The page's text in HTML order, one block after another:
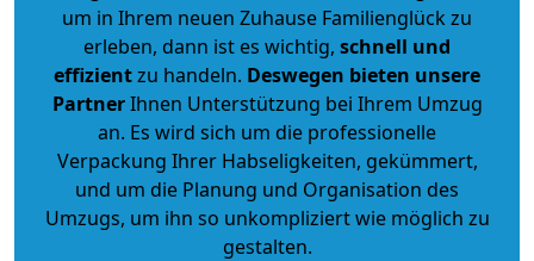
um in Ihrem neuen Zuhause Familienglück zu
erleben, dann ist es wichtig, schnell und
effizientzu handeln. Deswegen bieten unsere
PartnerIhnen Unterstützung bei Ihrem Umzug
an. Es wird sich um die professionelle
Verpackung Ihrer Habseligkeiten, gekümmert,
und um die Planung und Organisation des
Umzugs, um ihn so unkompliziert wie möglich zu
gestalten.